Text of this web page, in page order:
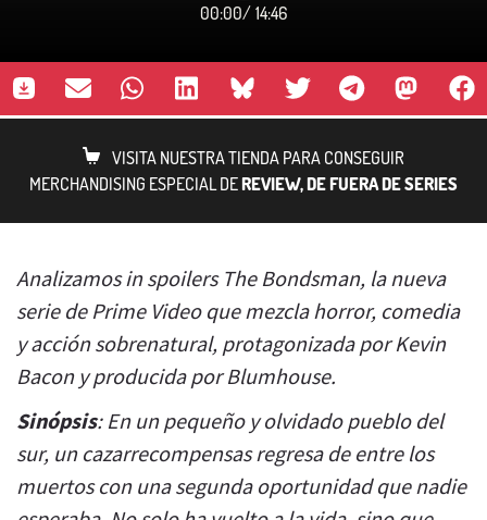
00:00/ 14:46
VISITA NUESTRA TIENDA PARA CONSEGUIR
MERCHANDISING ESPECIAL DEREVIEW, DE FUERA DE SERIES
Analizamos in spoilers The Bondsman, la nueva
serie de Prime Video que mezcla horror, comedia
y acción sobrenatural, protagonizada por Kevin
Bacon y producida por Blumhouse.
Sinópsis: En un pequeño y olvidado pueblo del
sur, un cazarrecompensas regresa de entre los
muertos con una segunda oportunidad que nadie